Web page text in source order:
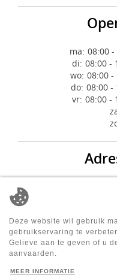
ma: 08:00
di: 08:00 -
wo: 08:00 -
do: 08:00 -
vr: 08:00 -
Tel.
Foto’s &
Deze website wil gebruik
gebruikservaring te
Gelieve aan te geven of u
aanvaarden.
MEER INFORMATIE